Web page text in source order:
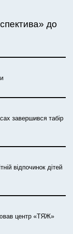
до
завершився табір
відпочинок дітей
центр «ТЯЖ»